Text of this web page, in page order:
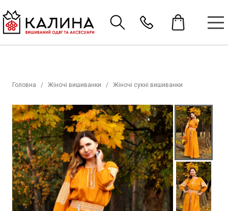
Головна Жіночі вишиванки Жіночі сукні вишиванки